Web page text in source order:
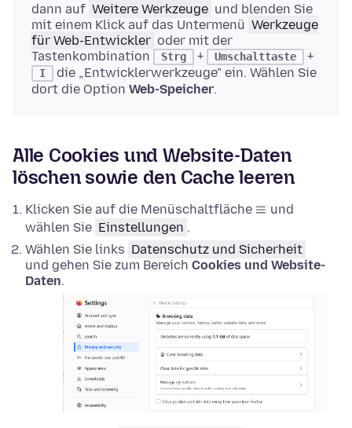
dann auf Weitere Werkzeuge und blenden Sie
mit einem Klick auf das Untermenü Werkzeuge
für Web-Entwickler oder mit der
Tastenkombination
Strg + Umschalttaste +
I
die „Entwicklerwerkzeuge" ein. Wählen Sie
dort die Option Web-Speicher.
Alle Cookies und Website-Daten
löschen sowie den Cache leeren
Klicken Sie auf die Menüschaltfläche
und
wählen Sie Einstellungen .
Wählen Sie links Datenschutz und Sicherheit
und gehen Sie zum Bereich Cookies und Website-
Daten.